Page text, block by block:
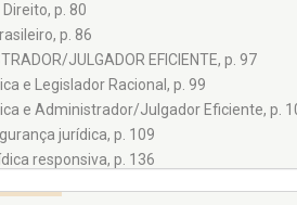
p. 80
p. 86
JULGADOR EFICIENTE, p. 97
e Legislador Racional, p. 99
e Administrador/Julgador Eficiente, p.
jurídica, p. 109
responsiva, p. 136